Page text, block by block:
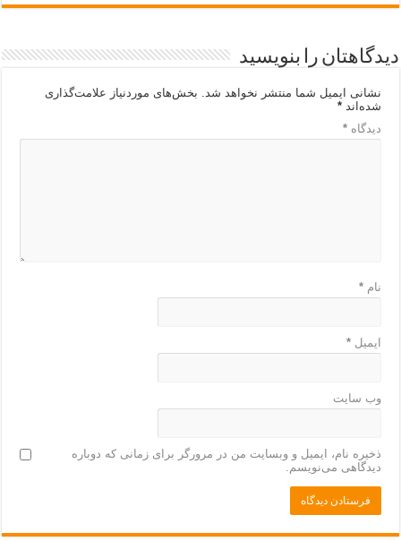
دیدگاهتان را بنویسید
نشانی ایمیل شما منتشر نخواهد شد.
بخش‌های موردنیاز علامت‌گذاری
شده‌اند*
دیدگاه*
نام*
ایمیل*
وب‌ سایت
ذخیره نام، ایمیل و وبسایت من در مرورگر برای زمانی که دوباره
دیدگاهی می‌نویسم.